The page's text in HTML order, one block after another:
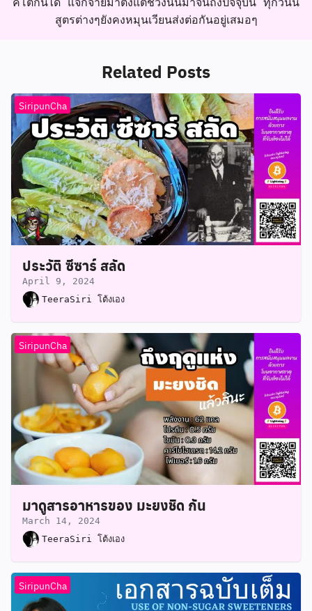
สูตรต่างๆยังคงหมุนเวียนส่งต่อกันอยู่เสมอๆ
Related Posts
SiripunCha
ประวัติ ซีซาร์ สลัด
April 9, 2024
TeeraSiri โต้งเอง
SiripunCha
มาดูสารอาหารของ มะยงชิด กัน
March 14, 2024
TeeraSiri โต้งเอง
SiripunCha